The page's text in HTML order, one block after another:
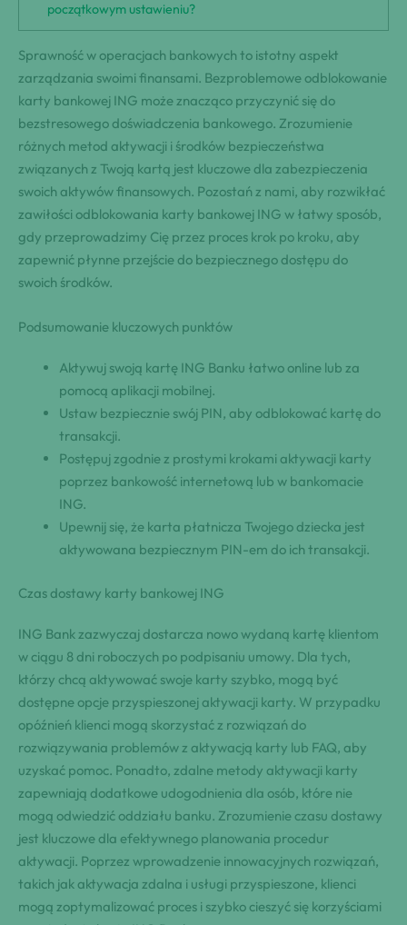
początkowym ustawieniu?
Sprawność w operacjach bankowych to istotny aspekt
zarządzania swoimi finansami. Bezproblemowe odblokowanie
karty bankowej ING może znacząco przyczynić się do
bezstresowego doświadczenia bankowego. Zrozumienie
różnych metod aktywacji i środków bezpieczeństwa
związanych z Twoją kartą jest kluczowe dla zabezpieczenia
swoich aktywów finansowych. Pozostań z nami, aby rozwikłać
zawiłości odblokowania karty bankowej ING w łatwy sposób,
gdy przeprowadzimy Cię przez proces krok po kroku, aby
zapewnić płynne przejście do bezpiecznego dostępu do
swoich środków.
Podsumowanie kluczowych punktów
Aktywuj swoją kartę ING Banku łatwo online lub za
pomocą aplikacji mobilnej.
Ustaw bezpiecznie swój PIN, aby odblokować kartę do
transakcji.
Postępuj zgodnie z prostymi krokami aktywacji karty
poprzez bankowość internetową lub w bankomacie
ING.
Upewnij się, że karta płatnicza Twojego dziecka jest
aktywowana bezpiecznym PIN-em do ich transakcji.
Czas dostawy karty bankowej ING
ING Bank zazwyczaj dostarcza nowo wydaną kartę klientom
w ciągu 8 dni roboczych po podpisaniu umowy. Dla tych,
którzy chcą aktywować swoje karty szybko, mogą być
dostępne opcje przyspieszonej aktywacji karty. W przypadku
opóźnień klienci mogą skorzystać z rozwiązań do
rozwiązywania problemów z aktywacją karty lub FAQ, aby
uzyskać pomoc. Ponadto, zdalne metody aktywacji karty
zapewniają dodatkowe udogodnienia dla osób, które nie
mogą odwiedzić oddziału banku. Zrozumienie czasu dostawy
jest kluczowe dla efektywnego planowania procedur
aktywacji. Poprzez wprowadzenie innowacyjnych rozwiązań,
takich jak aktywacja zdalna i usługi przyspieszone, klienci
mogą zoptymalizować proces i szybko cieszyć się korzyściami